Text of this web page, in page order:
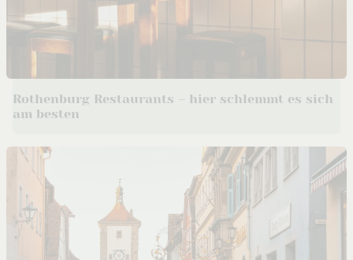
Rothenburg Restaurants – hier schlemmt es sich
am besten